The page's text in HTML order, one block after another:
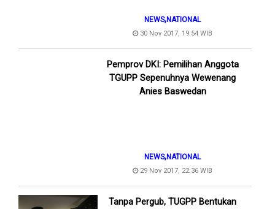
NEWS,NATIONAL
30 Nov 2017, 19:54 WIB
Pemprov DKI: Pemilihan Anggota
TGUPP Sepenuhnya Wewenang
Anies Baswedan
NEWS,NATIONAL
29 Nov 2017, 22:36 WIB
Tanpa Pergub, TUGPP Bentukan